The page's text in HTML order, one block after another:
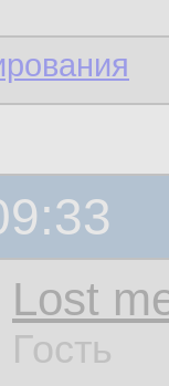
Lost
Гость